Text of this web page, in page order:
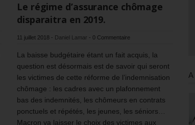
Le régime d’assurance chômage
disparaitra en 2019.
11 juillet 2018 - Daniel Lamar - 0 Commentaire
La baisse budgétaire étant un fait acquis, la
question est désormais est de savoir qui seront
les victimes de cette réforme de l’indemnisation
chômage : les cadres avec un plafonnement
bas des indemnités, les chômeurs en contrats
ponctuels et répétés, les jeunes, les séniors…
Macron va laisser le choix des victimes aux